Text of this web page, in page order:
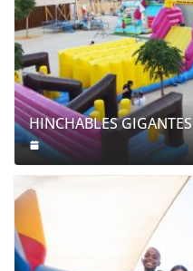
HINCHABLES GIGANTES